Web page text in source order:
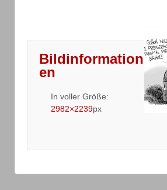
Bildinformation
en
In voller Größe:
2982×2239px